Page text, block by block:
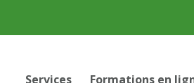
Services Formations en